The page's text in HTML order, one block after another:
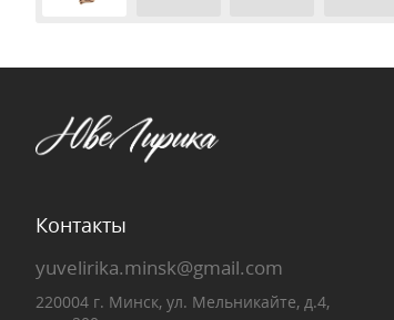
Контакты
yuvelirika.minsk@gmail.com
220004 г. Минск, ул. Мельникайте, д.4,